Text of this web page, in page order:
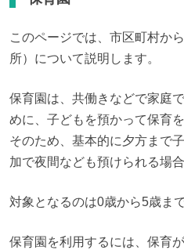
このページでは、市区町村か
所）について説明します。
保育園は、共働きなどで家庭
めに、子どもを預かって保育
そのため、基本的に夕方まで
加で夜間なども預けられる場
対象となるのは0歳から5歳ま
保育園を利用するには、保育